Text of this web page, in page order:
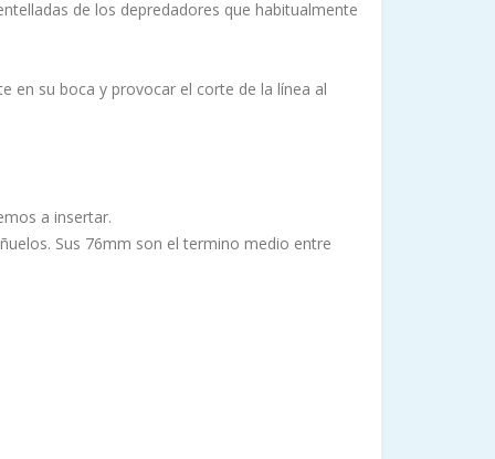
de los depredadores que habitualmente
en su boca y provocar el corte de la línea al
a insertar.
Sus 76mm son el termino medio entre